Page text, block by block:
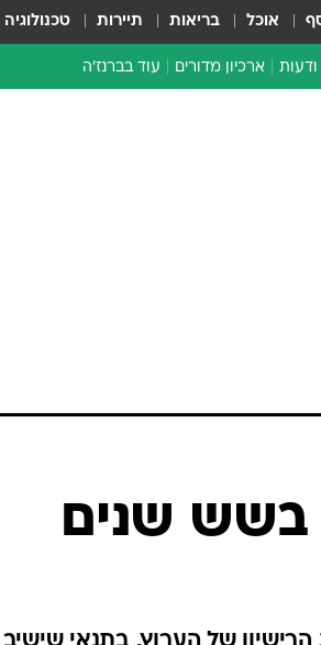
אוכל בריאות תיירות טכנולוגיה
ודעות ארכיון מדורים עוד בברנז'ה